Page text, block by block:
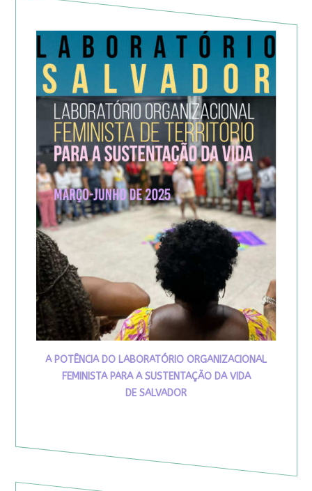
A POTÊNCIA DO LABORATÓRIO ORGANIZACIONAL
FEMINISTA PARA A SUSTENTAÇÃO DA VIDA
DE SALVADOR